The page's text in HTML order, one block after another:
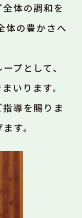
体の調和を
体の豊かさへ
プとして、
いります。
導を賜りま
す。